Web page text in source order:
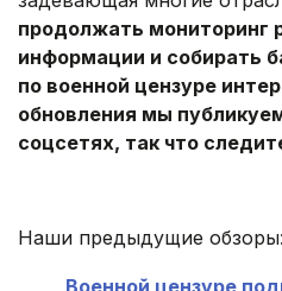
продолжать мониторинг
информации и собирать
по военной цензуре
обновления мы
соцсетях, так что
Наши предыдущие обзоры: